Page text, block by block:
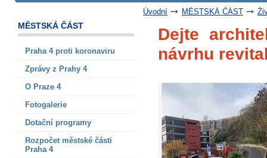
Úvodní MĚSTSKÁ ČÁST
MĚSTSKÁ ČÁST
Praha 4 proti koronaviru
Zprávy z Prahy 4
O Praze 4
Fotogalerie
Dotační programy
Rozpočet městské části
Praha 4
Dejte
návrhu